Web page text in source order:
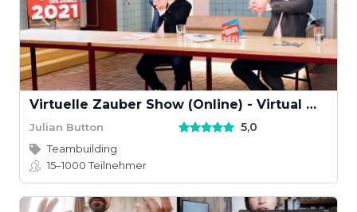
Virtuelle Zauber Show (Online) - Virtual Magic Show
Julian Button 5,0
Teambuilding
15–1000Teilnehmer